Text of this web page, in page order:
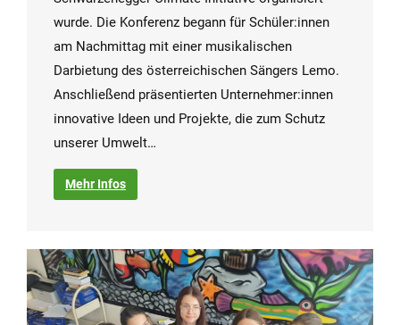
wurde. Die Konferenz begann für Schüler:innen
am Nachmittag mit einer musikalischen
Darbietung des österreichischen Sängers Lemo.
Anschließend präsentierten Unternehmer:innen
innovative Ideen und Projekte, die zum Schutz
unserer Umwelt…
Mehr Infos